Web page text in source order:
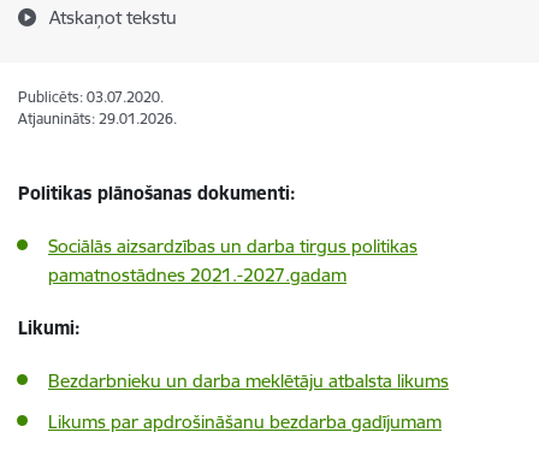
Atskaņot tekstu
Publicēts: 03.07.2020.
Atjaunināts: 29.01.2026.
Politikas plānošanas dokumenti:
Sociālās aizsardzības un darba tirgus politikas
pamatnostādnes 2021.-2027.gadam
Likumi:
Bezdarbnieku un darba meklētāju atbalsta likums
Likums par apdrošināšanu bezdarba gadījumam